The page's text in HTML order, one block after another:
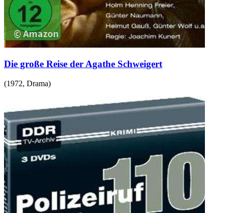
Die große Reise der Agathe Schweigert
(1972, Drama)